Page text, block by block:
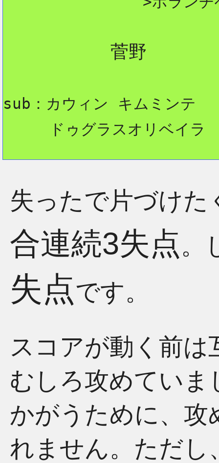
          菅野
sub：カウィン キムミンテ
     ドゥグラスオリベイラ
失ったで片づけた
合連続3失点。
失点です。
スコアが動く前
むしろ攻めていま
かがうために、
れません。ただし